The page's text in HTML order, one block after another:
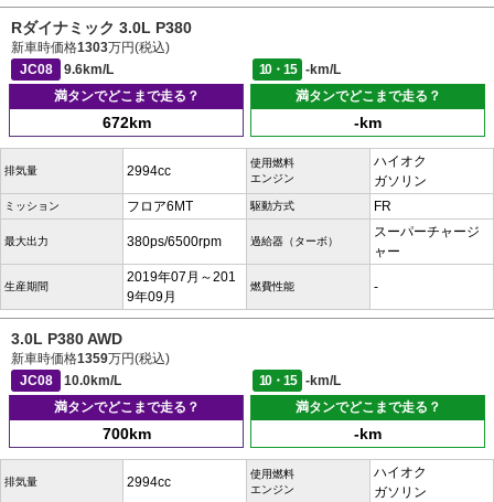
Rダイナミック 3.0L P380
新車時価格1303万円(税込)
JC08
9.6km/L 10・15
-km/L
満タンでどこまで走る？
672km
満タンでどこまで走る？
-km
排気量 2994cc
使用燃料
エンジン
ハイオク
ガソリン
ミッション フロア6MT 駆動方式 FR
最大出力 380ps/6500rpm 過給器（ターボ）
スーパーチャージ
ャー
生産期間
2019年07月～201
9年09月
燃費性能 -
3.0L P380 AWD
新車時価格1359万円(税込)
JC08
10.0km/L 10・15
-km/L
満タンでどこまで走る？
700km
満タンでどこまで走る？
-km
排気量 2994cc
使用燃料
エンジン
ハイオク
ガソリン